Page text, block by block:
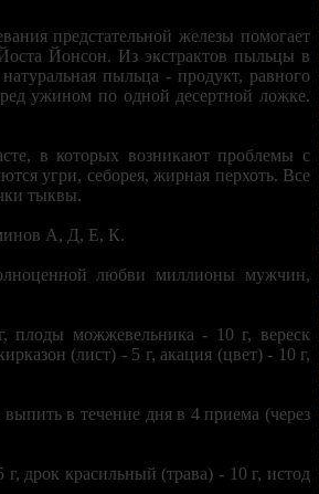
предстательной железы помогает
Йонсон. Из экстрактов пыльцы в
пыльца - продукт, равного
ужином по одной десертной ложке.
в которых возникают проблемы с
угри, себорея, жирная перхоть. Все
тыквы.
А, Д, Е, К.
любви миллионы мужчин,
плоды можжевельника - 10 г, вереск
(лист) - 5 г, акация (цвет) - 10 г,
в течение дня в 4 приема (через
дрок красильный (трава) - 10 г, истод